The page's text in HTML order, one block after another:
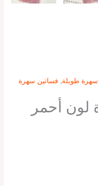
طويلة, فساتين سهرة
أحمر